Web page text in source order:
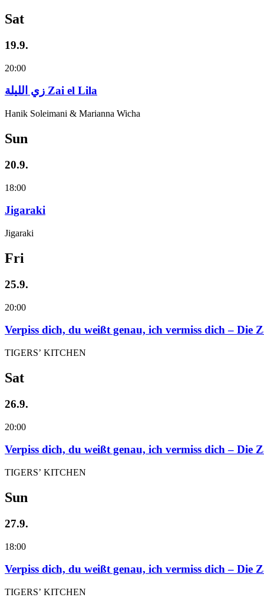
Sat
19.9.
20:00
زي‌ اللیلة Zai el Lila
Hanik Soleimani & Marianna Wicha
Sun
20.9.
18:00
Jigaraki
Jigaraki
Fri
25.9.
20:00
Verpiss dich, du weißt genau, ich vermiss dich – Die
TIGERS’ KITCHEN
Sat
26.9.
20:00
Verpiss dich, du weißt genau, ich vermiss dich – Die
TIGERS’ KITCHEN
Sun
27.9.
18:00
Verpiss dich, du weißt genau, ich vermiss dich – Die
TIGERS’ KITCHEN